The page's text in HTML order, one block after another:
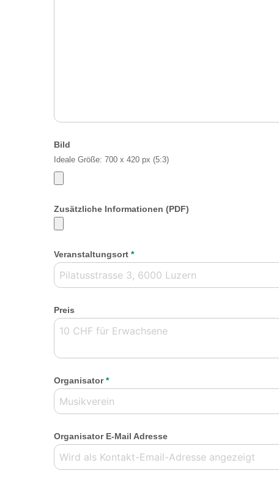
Bild
Ideale Größe: 700 x 420 px (5:3)
Zusätzliche Informationen (PDF)
Veranstaltungsort *
Preis
Organisator *
Organisator E-Mail Adresse